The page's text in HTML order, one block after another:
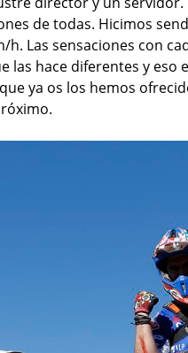
de todas. Hicimos
h. Las sensaciones con
las hace diferentes y
ya os los hemos